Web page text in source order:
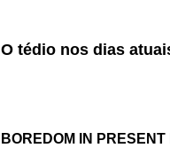
O tédio nos dias
BOREDOM IN PRESENT